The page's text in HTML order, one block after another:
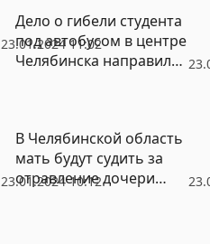
23.01.2024 11:02
Дело о гибели студента
под автобусом в центре
Челябинска направили
23.01.2024 10:12
В Челябинской область
мать будут судить за
отравление дочери